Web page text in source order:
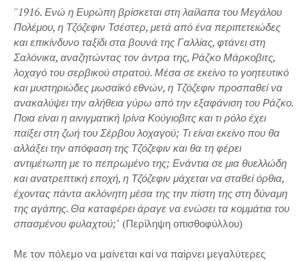
''1916. Ενώ η Ευρώπη βρίσκεται στη λαίλαπα του Μεγάλου
Πολέμου, η Τζόζεφιν Τσέστερ, μετά από ένα περιπετειώδες
και επικίνδυνο ταξίδι στα βουνά της Γαλλίας, φτάνει στη
Σαλόνικα, αναζητώντας τον άντρα της, Ράζκο Μάρκοβιτς,
λοχαγό του σερβικού στρατού. Μέσα σε εκείνο το γοητευτικό
και μυστηριώδες μωσαϊκό εθνών, η Τζόζεφιν προσπαθεί να
ανακαλύψει την αλήθεια γύρω από την εξαφάνιση του Ράζκο.
Ποια είναι η αινιγματική Ιρίνα Κούγιοβιτς και τι ρόλο έχει
παίξει στη ζωή του Σέρβου λοχαγού; Τι είναι εκείνο που θα
αλλάξει την απόφαση της Τζόζεφιν και θα τη φέρει
αντιμέτωπη με το πεπρωμένο της; Ενάντια σε μια θυελλώδη
και ανατρεπτική εποχή, η Τζόζεφιν μάχεται να σταθεί όρθια,
έχοντας πάντα ακλόνητη μέσα της την πίστη της στη δύναμη
της αγάπης. Θα καταφέρει άραγε να ενώσει τα κομμάτια του
σπασμένου φυλαχτού;" (Περίληψη οπισθοφύλλου)
Με τον πόλεμο να μαίνεται καί να παίρνει μεγαλύτερες